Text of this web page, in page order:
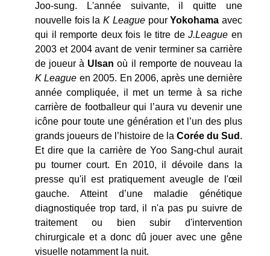
Joo-sung. L'année suivante, il quitte une
nouvelle fois laK LeaguepourYokohama avec
qui il remporte deux fois le titre deJ.League en
2003 et 2004 avant de venir terminer sa carrière
de joueur à Ulsan où il remporte de nouveau la
K League en 2005. En 2006, après une dernière
année compliquée, il met un terme à sa riche
carrière de footballeur qui l’aura vu devenir une
icône pour toute une génération et l’un des plus
grands joueurs de l’histoire de la Corée du Sud .
Et dire que la carrière de Yoo Sang-chul aurait
pu tourner court. En 2010, il dévoile dans la
presse qu'il est pratiquement aveugle de l'œil
gauche. Atteint d’une maladie génétique
diagnostiquée trop tard, il n'a pas pu suivre de
traitement ou bien subir d'intervention
chirurgicale et a donc dû jouer avec une gêne
visuelle notamment la nuit.